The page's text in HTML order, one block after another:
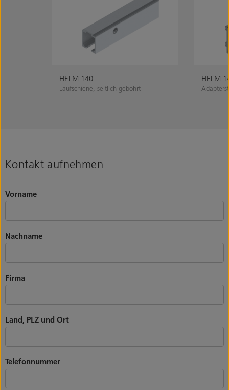
HELM 140
Laufschiene, seitlich gebohrt
HELM
Kontakt aufnehmen
Vorname
Nachname
Firma
Land, PLZ und Ort
Telefonnummer